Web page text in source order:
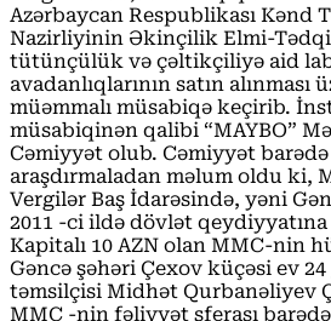
Azərbaycan Respublikası Kənd
Nazirliyinin Əkinçilik Elmi-
tütünçülük və çəltikçiliyə aid
avadanlıqlarının satın alınması
müəmmalı müsabiqə keçirib.
müsabiqinən qalibi “MAYBO”
Cəmiyyət olub. Cəmiyyət barədə
araşdırmaladan məlum oldu ki,
Vergilər Baş İdarəsində, yəni
2011 -ci ildə dövlət qeydiyyatına
Kapitalı 10 AZN olan MMC-nin
Gəncə şəhəri Çexov küçəsi ev
təmsilçisi Midhət Qurbanəliyev
MMC -nin fəliyyət sferası